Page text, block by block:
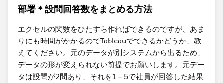
部署＊設問回答数をまとめる方法
エクセルの関数をひたすら作ればできるのですが、あま
りにも時間がかかるのでTableauでできるかどうか、教
えてください。元のデータが別システムから出るため、
データの形が変えられない前提でお願いします。元デー
タは設問が2問あり、それを1－5で社員が回答した結果